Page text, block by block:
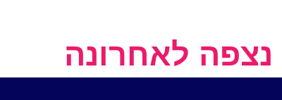
ספא וטיפוח
נצפה לאחרונה